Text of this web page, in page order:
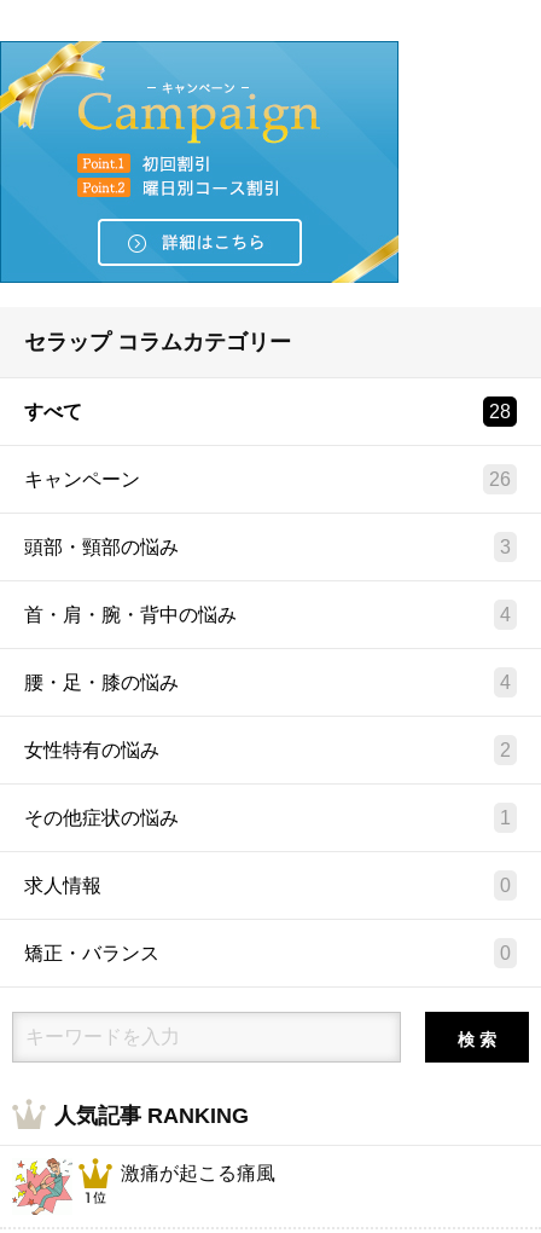
セラップ コラムカテゴリー
すべて 28
キャンペーン 26
頭部・頸部の悩み 3
首・肩・腕・背中の悩み 4
腰・足・膝の悩み 4
女性特有の悩み 2
その他症状の悩み 1
求人情報 0
矯正・バランス 0
検 索
人気記事 RANKING
激痛が起こる痛風